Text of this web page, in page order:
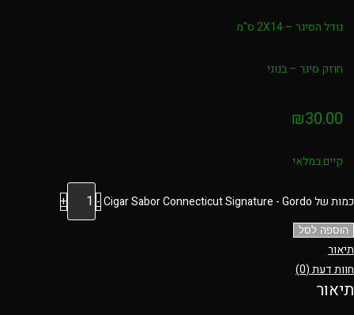
גודל הסיגר – 2X14 ס"מ
חוזק סיגר – בנוני
₪30.00
קיים במלאי
כמות של Cigar Sabor Connecticut Signature - Gordo -
+
הוספה לסל
תיאור
חוות דעת (0)
תיאור